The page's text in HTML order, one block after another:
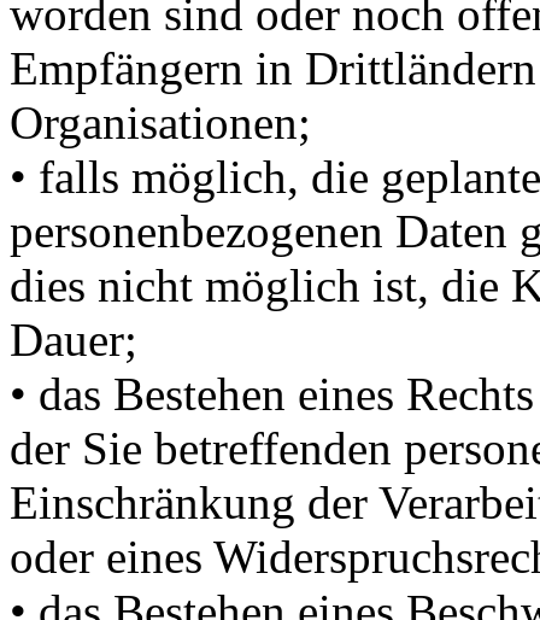
worden sind oder noch
Empfängern in
Organisationen;
• falls möglich, die
personenbezogenen Daten
dies nicht möglich ist, die
Dauer;
• das Bestehen eines
der Sie betreffenden
Einschränkung der
oder eines